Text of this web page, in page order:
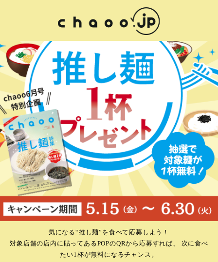
気になる“推し麺”を食べて応募しよう！
対象店舗の店内に貼ってあるPOPのQRから応募すれば、 次に食べ
たい1杯が無料になるチャンス。